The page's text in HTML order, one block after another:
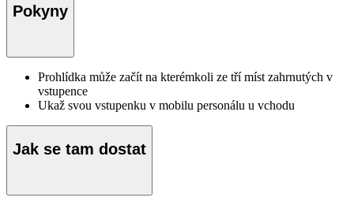
Pokyny
Prohlídka může začít na kterémkoli ze tří míst zahrnutých v
vstupence
Ukaž svou vstupenku v mobilu personálu u vchodu
Jak se tam dostat